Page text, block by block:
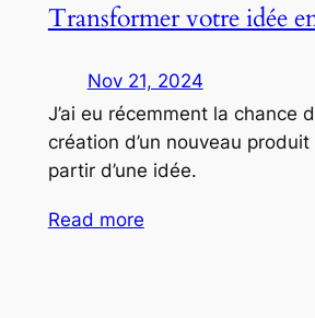
Transformer votre idée
Nov 21, 2024
J’ai eu récemment la chance
création d’un nouveau
partir d’une idée.
Read more